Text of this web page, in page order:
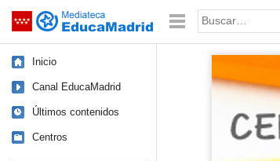
Saltar navegación Palabra o frase:
Inicio
Canal EducaMadrid
Últimos contenidos
Centros